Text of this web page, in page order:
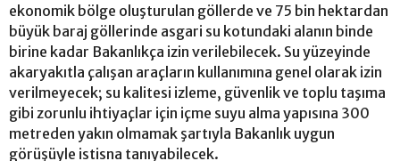
ekonomik bölge oluşturulan göllerde ve 75 bin hektardan
büyük baraj göllerinde asgari su kotundaki alanın binde
birine kadar Bakanlıkça izin verilebilecek. Su yüzeyinde
akaryakıtla çalışan araçların kullanımına genel olarak izin
verilmeyecek; su kalitesi izleme, güvenlik ve toplu taşıma
gibi zorunlu ihtiyaçlar için içme suyu alma yapısına 300
metreden yakın olmamak şartıyla Bakanlık uygun
görüşüyle istisna tanıyabilecek.